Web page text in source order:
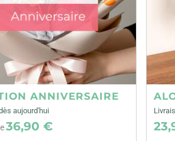
ANNIVERSAIRE
aujourd'hui
36,90 €